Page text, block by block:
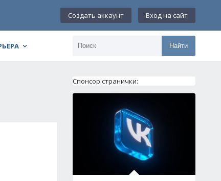
Создать аккаунт Вход на сайт
Найти
Спонсор странички: